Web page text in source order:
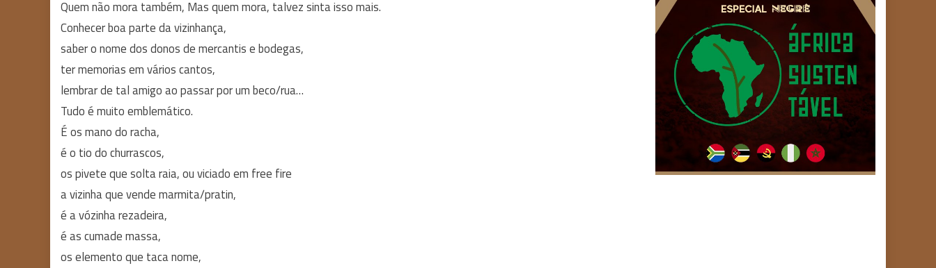
Quem não mora também, Mas quem mora, talvez sinta isso mais.
Conhecer boa parte da vizinhança,
saber o nome dos donos de mercantis e bodegas,
ter memorias em vários cantos,
lembrar de tal amigo ao passar por um beco/rua…
Tudo é muito emblemático.
É os mano do racha,
é o tio do churrascos,
os pivete que solta raia, ou viciado em free fire
a vizinha que vende marmita/pratin,
é a vózinha rezadeira,
é as cumade massa,
os elemento que taca nome,